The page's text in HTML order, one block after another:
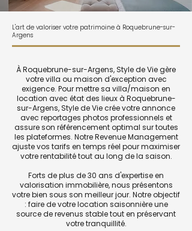
L'art de valoriser votre patrimoine à Roquebrune-sur-
Argens
À Roquebrune-sur-Argens, Style de Vie gère
votre villa ou maison d'exception avec
exigence. Pour mettre sa villa/maison en
location avec état des lieux à Roquebrune-
sur-Argens, Style de Vie crée votre annonce
avec reportages photos professionnels et
assure son référencement optimal sur toutes
les plateformes. Notre Revenue Management
ajuste vos tarifs en temps réel pour maximiser
votre rentabilité tout au long de la saison.
Forts de plus de 30 ans d'expertise en
valorisation immobilière, nous présentons
votre bien sous son meilleur jour. Notre objectif
: faire de votre location saisonnière une
source de revenus stable tout en préservant
votre tranquillité.